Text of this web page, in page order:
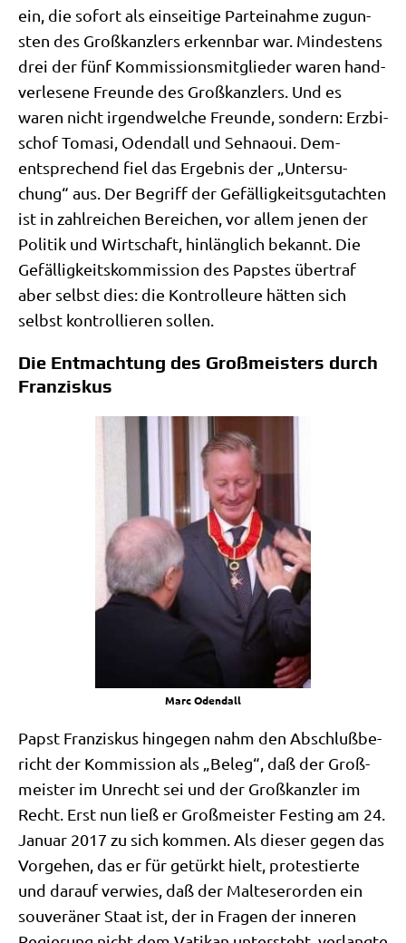
ein, die sofort als ein­sei­ti­ge Par­tei­nah­me zugun­
sten des Groß­kanz­lers erkenn­bar war. Min­de­stens
drei der fünf Kom­mis­si­ons­mit­glie­der waren hand­
ver­le­se­ne Freun­de des Groß­kanz­lers. Und es
waren nicht irgend­wel­che Freun­de, son­dern: Erz­bi­
schof Toma­si, Odend­all und Seh­na­oui. Dem­
entspre­chend fiel das Ergeb­nis der „Unter­su­
chung“ aus. Der Begriff der Gefäl­lig­keits­gut­ach­ten
ist in zahl­rei­chen Berei­chen, vor allem jenen der
Poli­tik und Wirt­schaft, hin­läng­lich bekannt. Die
Gefäl­lig­keits­kom­mis­si­on des Pap­stes über­traf
aber selbst dies: die Kon­trol­leu­re hät­ten sich
selbst kon­trol­lie­ren sollen.
Die Entmachtung des Großmeisters durch
Franziskus
Marc Odend­all
Papst Fran­zis­kus hin­ge­gen nahm den Abschluß­be­
richt der Kom­mis­si­on als „Beleg“, daß der Groß­
mei­ster im Unrecht sei und der Groß­kanz­ler im
Recht. Erst nun ließ er Groß­mei­ster Fest­ing am 24.
Janu­ar 2017 zu sich kom­men. Als die­ser gegen das
Vor­ge­hen, das er für getürkt hielt, pro­te­stier­te
und dar­auf ver­wies, daß der Mal­te­ser­or­den ein
sou­ve­rä­ner Staat ist, der in Fra­gen der inne­ren